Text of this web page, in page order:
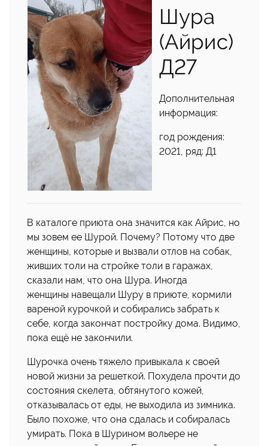
Шура
(Айрис)
Д27
Дополнительная
информация:
год рождения:
2021, ряд: Д1
В каталоге приюта она значится как Айрис, но
мы зовем ее Шурой. Почему? Потому что две
женщины, которые и вызвали отлов на собак,
живших толи на стройке толи в гаражах,
сказали нам, что она Шура. Иногда
женщины навещали Шуру в приюте, кормили
вареной курочкой и собирались забрать к
себе, когда закончат постройку дома. Видимо,
пока ещё не закончили.
Шурочка очень тяжело привыкала к своей
новой жизни за решеткой. Похудела прочти до
состояния скелета, обтянутого кожей,
отказывалась от еды, не выходила из зимника.
Было похоже, что она сдалась и собиралась
умирать. Пока в Шурином вольере не